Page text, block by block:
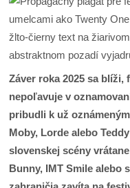
Záver roka 2025 sa
nepoľavuje v
pribudli k už
Moby, Lorde alebo
slovenskej scény
Bunny, IMT Smile alebo